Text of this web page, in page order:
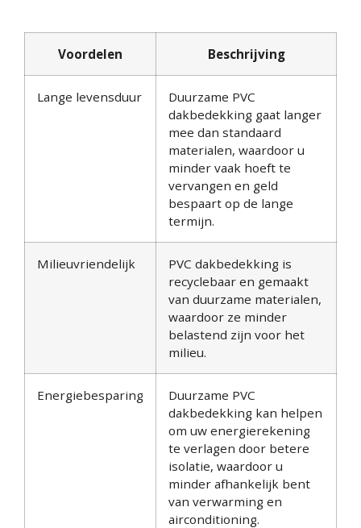
Voordelen Beschrijving
Lange levensduur
Duurzame PVC
dakbedekking gaat langer
mee dan standaard
materialen, waardoor u
minder vaak hoeft te
vervangen en geld
bespaart op de lange
termijn.
Milieuvriendelijk
PVC dakbedekking is
recyclebaar en gemaakt
van duurzame materialen,
waardoor ze minder
belastend zijn voor het
milieu.
Energiebesparing
Duurzame PVC
dakbedekking kan helpen
om uw energierekening
te verlagen door betere
isolatie, waardoor u
minder afhankelijk bent
van verwarming en
airconditioning.